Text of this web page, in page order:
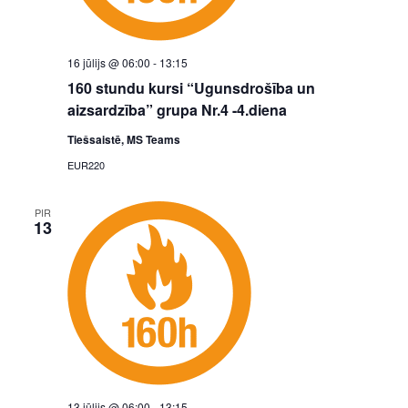
160 stundu kursi “Ugunsdrošība un
aizsardzība” grupa Nr.4 -4.diena
16 jūlijs @ 06:00 - 13:15
Tiešsaistē, MS Teams
EUR220
PIR
13